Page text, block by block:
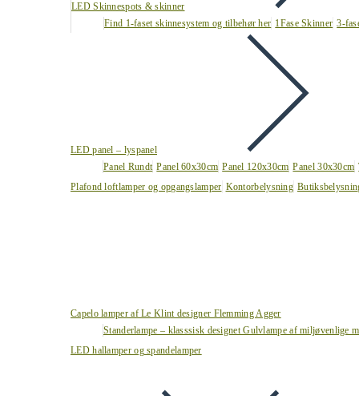
LED Skinnespots & skinner
Find 1-faset skinnesystem og tilbehør her 1Fase Skinner 3-
LED panel – lyspanel
Panel Rundt Panel 60x30cm Panel 120x30cm Panel 30x30cm
Plafond loftlamper og opgangslamper Kontorbelysning
Capelo lamper af Le Klint designer Flemming Agger
Standerlampe – klasssisk designet Gulvlampe af miljøvenlige
LED hallamper og spandelamper